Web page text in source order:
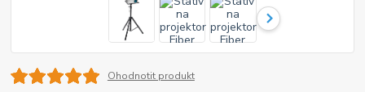
Ohodnotit produkt